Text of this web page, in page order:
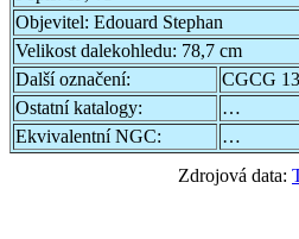
Objevitel: Edouard Stephan
Velikost dalekohledu: 78,7 cm
Další označení:
CGCG
Ostatní katalogy:
…
Ekvivalentní NGC:
…
Zdrojová data: